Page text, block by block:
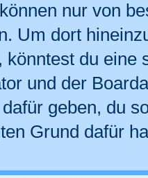
nur von
Um dort
könntest du eine
und der
geben, du
Grund dafür